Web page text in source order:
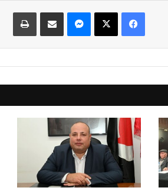
فيسبوك‫X ماسنجر مشاركة عبر البريد طباعة